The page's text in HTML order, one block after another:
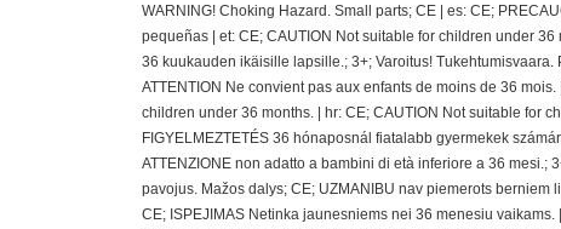
WARNING! Choking Hazard. Small parts; CE | es: CE;
pequeñas | et: CE; CAUTION Not suitable for children under
36 kuukauden ikäisille lapsille.; 3+; Varoitus! Tukehtumisvaara.
ATTENTION Ne convient pas aux enfants de moins de 36
children under 36 months. | hr: CE; CAUTION Not suitable for
FIGYELMEZTETÉS 36 hónaposnál fiatalabb gyermekek
ATTENZIONE non adatto a bambini di età inferiore a 36 mesi.;
pavojus. Mažos dalys; CE; UZMANIBU nav piemerots berniem
CE; ISPEJIMAS Netinka jaunesniems nei 36 menesiu